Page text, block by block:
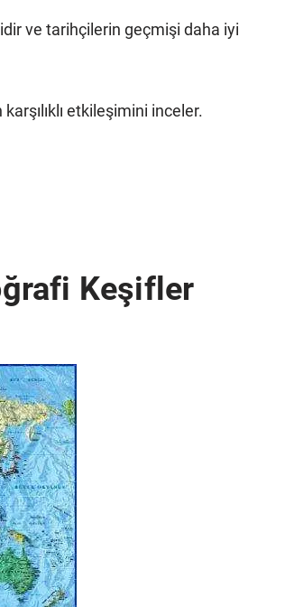
ve tarihçilerin geçmişi daha iyi
etkileşimini inceler.
Keşifler